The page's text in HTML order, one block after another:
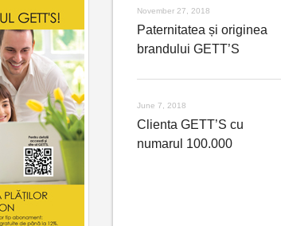
November 27, 2018
Paternitatea și originea
brandului GETT’S
June 7, 2018
Clienta GETT’S cu
numarul 100.000